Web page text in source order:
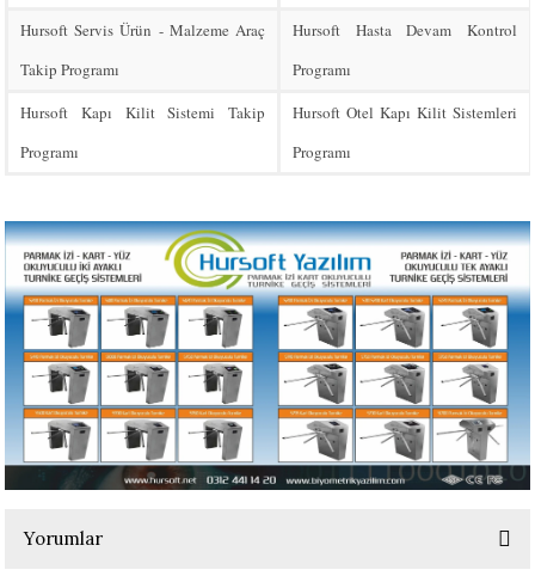
Hursoft Servis Ürün - Malzeme Araç
Takip Programı
Hursoft Hasta Devam Kontrol
Programı
Hursoft Kapı Kilit Sistemi Takip
Programı
Hursoft Otel Kapı Kilit Sistemleri
Programı
Yorumlar